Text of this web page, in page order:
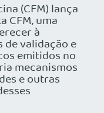
(CFM) lança
CFM, uma
à
validação e
emitidos no
mecanismos
e outras